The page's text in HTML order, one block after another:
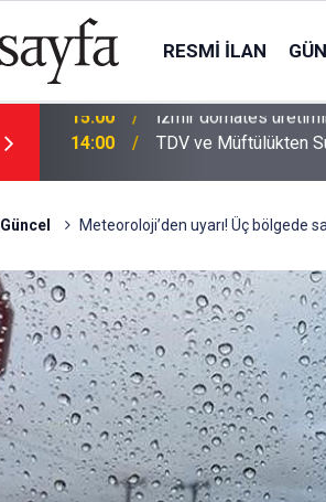
RESMI İLAN
14:00 TDV ve Müftülükten
Güncel Meteoroloji’den uyarı! Üç bölgede